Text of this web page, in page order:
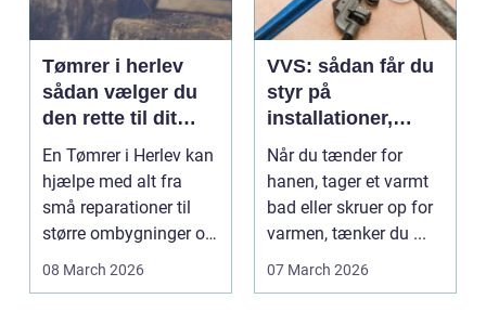
Tømrer i herlev
sådan vælger du
den rette til dit
projekt
En Tømrer i Herlev kan
hjælpe med alt fra
små reparationer til
større ombygninger og
tilbygninger. N...
08 March 2026
VVS: sådan får du
styr på
installationer,
komfort og
energiforbrug
Når du tænder for
hanen, tager et varmt
bad eller skruer op for
varmen, tænker du ...
07 March 2026